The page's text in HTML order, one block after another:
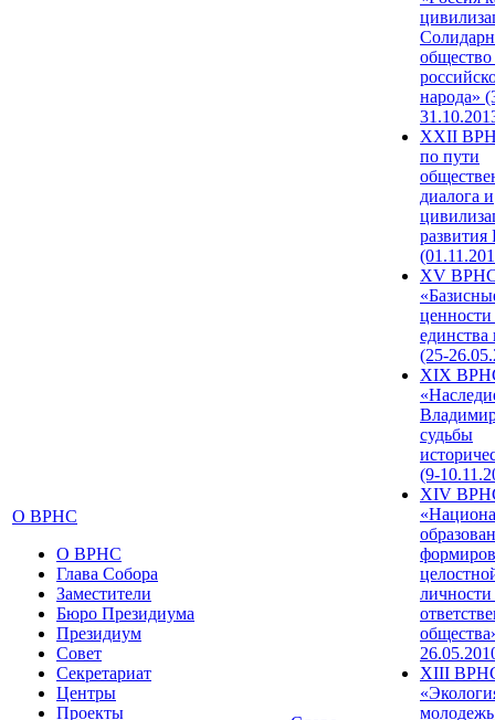
О ВРНС
О ВРНС
Глава Собора
Заместители
Бюро Президиума
Президиум
Совет
Секретариат
Центры
Проекты
народа»
XXII
по пути
диалога и
развития
XV
единства
(25-
XIX
судьбы
(9-
XIV
XIII